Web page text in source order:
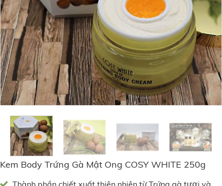
Kem Body Trứng Gà Mật Ong COSY WHITE 250g